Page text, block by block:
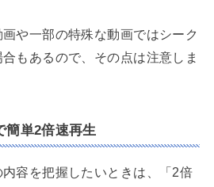
や一部の特殊な動画ではシーク
もあるので、その点は注意しま
簡単2倍速再生
容を把握したいときは、「2倍